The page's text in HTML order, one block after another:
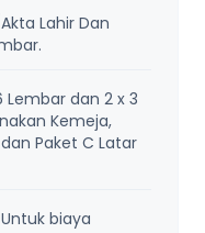
Lahir Dan
dan 2 x 3
Kemeja,
Paket C Latar
biaya